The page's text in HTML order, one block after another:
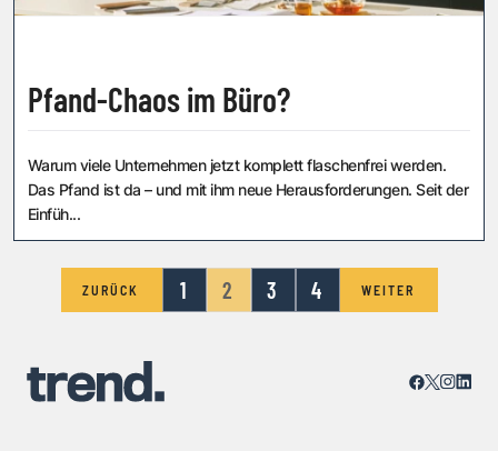
Pfand-Chaos im Büro?
Warum viele Unternehmen jetzt komplett flaschenfrei werden.
Das Pfand ist da – und mit ihm neue Herausforderungen. Seit der
Einfüh...
ZURÜCK 1 2 3 4 WEITER